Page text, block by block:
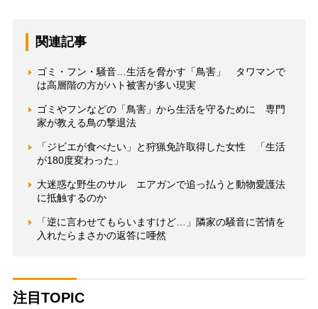
関連記事
ゴミ・フン・騒音…生活を脅かす「鳥害」 タワマンで
は高層階の方がハト被害が多い現実
ゴミやフンなどの「鳥害」から生活を守るために 専門
家が教える鳥の撃退法
「ジビエが食べたい」と狩猟免許取得した女性 「生活
が180度変わった」
大迷惑な野生のサル エアガンで追っ払うと動物愛護法
に抵触するのか
「逆に言わせてもらいますけど…」隣家の騒音に苦情を
入れたらまさかの返答に唖然
注目TOPIC